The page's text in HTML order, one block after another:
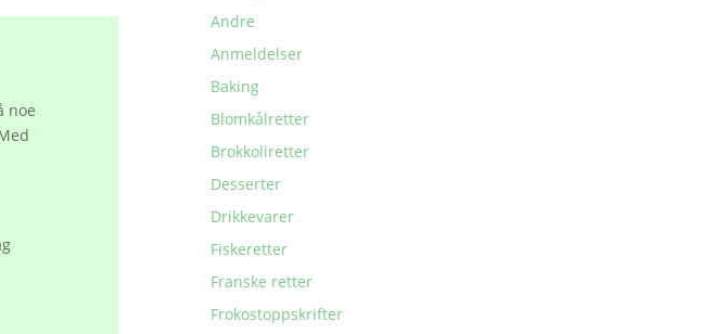
noe
Andre
Anmeldelser
Baking
Blomkålretter
Brokkoliretter
Desserter
Drikkevarer
Fiskeretter
Franske retter
Frokostoppskrifter